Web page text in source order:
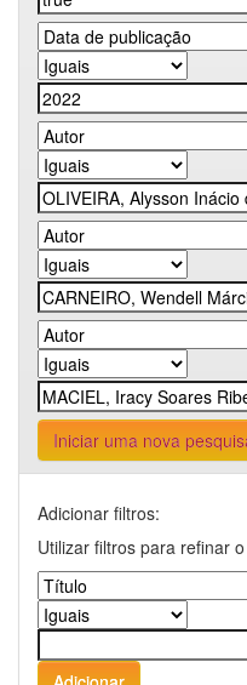
Iniciar uma nova
Adicionar filtros:
Utilizar filtros para refinar